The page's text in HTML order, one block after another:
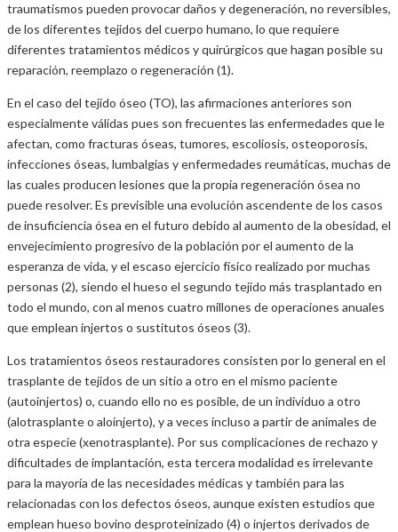
traumatismos pueden provocar daños y degeneración, no reversibles,
de los diferentes tejidos del cuerpo humano, lo que requiere
diferentes tratamientos médicos y quirúrgicos que hagan posible su
reparación, reemplazo o regeneración (1).
En el caso del tejido óseo (TO), las afirmaciones anteriores son
especialmente válidas pues son frecuentes las enfermedades que le
afectan, como fracturas óseas, tumores, escoliosis, osteoporosis,
infecciones óseas, lumbalgias y enfermedades reumáticas, muchas de
las cuales producen lesiones que la propia regeneración ósea no
puede resolver. Es previsible una evolución ascendente de los casos
de insuficiencia ósea en el futuro debido al aumento de la obesidad, el
envejecimiento progresivo de la población por el aumento de la
esperanza de vida, y el escaso ejercicio físico realizado por muchas
personas (2), siendo el hueso el segundo tejido más trasplantado en
todo el mundo, con al menos cuatro millones de operaciones anuales
que emplean injertos o sustitutos óseos (3).
Los tratamientos óseos restauradores consisten por lo general en el
trasplante de tejidos de un sitio a otro en el mismo paciente
(autoinjertos) o, cuando ello no es posible, de un individuo a otro
(alotrasplante o aloinjerto), y a veces incluso a partir de animales de
otra especie (xenotrasplante). Por sus complicaciones de rechazo y
dificultades de implantación, esta tercera modalidad es irrelevante
para la mayoría de las necesidades médicas y también para las
relacionadas con los defectos óseos, aunque existen estudios que
emplean hueso bovino desproteinizado (4) o injertos derivados de